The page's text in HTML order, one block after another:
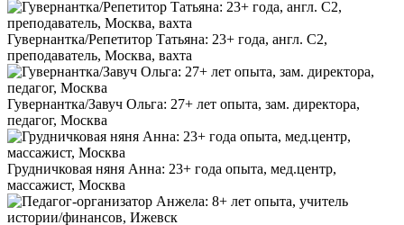
Гувернантка/Репетитор Татьяна: 23+ года, англ. C2,
преподаватель, Москва, вахта
Гувернантка/Завуч Ольга: 27+ лет опыта, зам. директора,
педагог, Москва
Грудничковая няня Анна: 23+ года опыта, мед.центр,
массажист, Москва